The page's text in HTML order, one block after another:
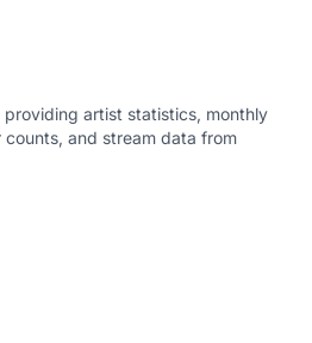
artist statistics, monthly
and stream data from